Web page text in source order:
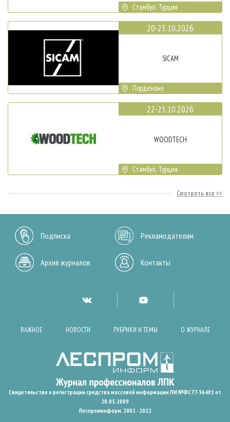
Стамбул, Турция
20-23.10.2026
SICAM
Порденоне
22-25.10.2026
WOODTECH
Стамбул, Турция
Смотреть все
Подписка Рекламодателям
Архив журналов Контакты
ВАЖНОЕ НОВОСТИ РУБРИКИ И ТЕМЫ О ЖУРНАЛЕ
Свидетельство о регистрации средства массовой информации ПИ №ФС77-36401 от
28.05.2009
Леспроминформ. 2002 - 2022